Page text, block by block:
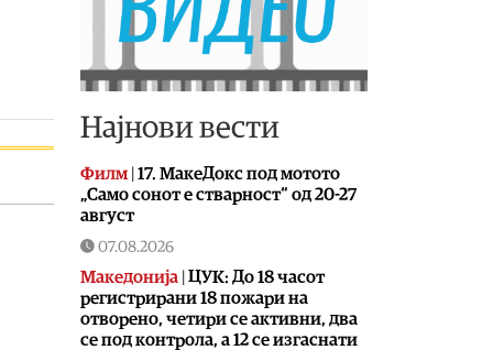
Најнови вести
Филм | 17. МакеДокс под мотото
„Само сонот е стварност“ од 20-27
август
07.08.2026
Македонија | ЦУК: До 18 часот
регистрирани 18 пожари на
отворено, четири се активни, два
се под контрола, а 12 се изгаснати